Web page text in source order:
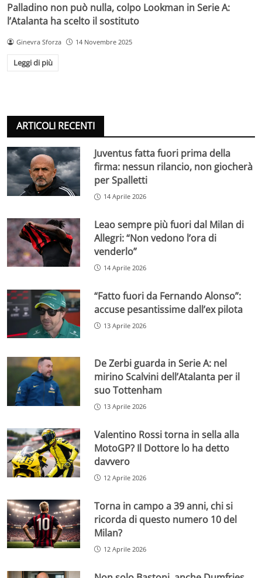
Palladino non può nulla, colpo Lookman in Serie A:
l’Atalanta ha scelto il sostituto
Ginevra Sforza 14 Novembre 2025
Leggi di più
ARTICOLI RECENTI
Juventus fatta fuori prima della
firma: nessun rilancio, non giocherà
per Spalletti
14 Aprile 2026
Leao sempre più fuori dal Milan di
Allegri: “Non vedono l’ora di
venderlo”
14 Aprile 2026
“Fatto fuori da Fernando Alonso”:
accuse pesantissime dall’ex pilota
13 Aprile 2026
De Zerbi guarda in Serie A: nel
mirino Scalvini dell’Atalanta per il
suo Tottenham
13 Aprile 2026
Valentino Rossi torna in sella alla
MotoGP? Il Dottore lo ha detto
davvero
12 Aprile 2026
Torna in campo a 39 anni, chi si
ricorda di questo numero 10 del
Milan?
12 Aprile 2026